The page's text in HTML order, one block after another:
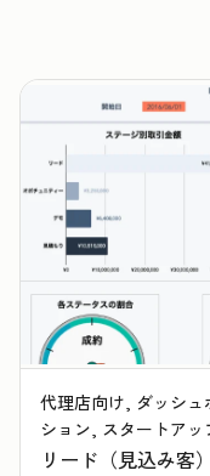
代理店向け, ダッシ
ション, スタートア
リード（見込み客